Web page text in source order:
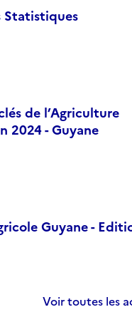
Statistiques
de l’Agriculture
2024 - Guyane
Guyane -
Voir toutes les